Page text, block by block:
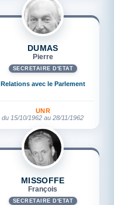
DUMAS
Pierre
SECRÉTAIRE D'ETAT
Relations avec le Parlement
UNR
du 15/10/1962 au 28/11/1962
MISSOFFE
François
SECRÉTAIRE D'ETAT